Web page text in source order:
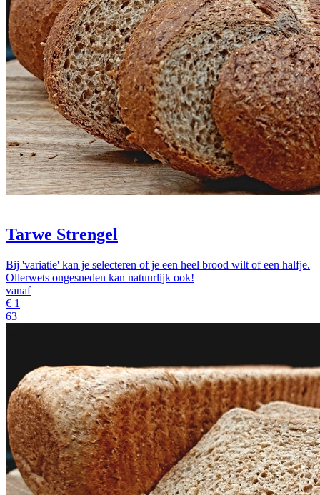
Tarwe Strengel
Bij 'variatie' kan je selecteren of je een heel brood wilt of een halfje.
Ollerwets ongesneden kan natuurlijk ook!
vanaf
€ 1
63